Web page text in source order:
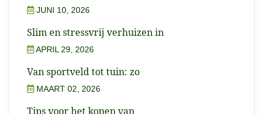
JUNI 10, 2026
Slim en stressvrij verhuizen in
APRIL 29, 2026
Van sportveld tot tuin: zo
MAART 02, 2026
Tips voor het kopen van